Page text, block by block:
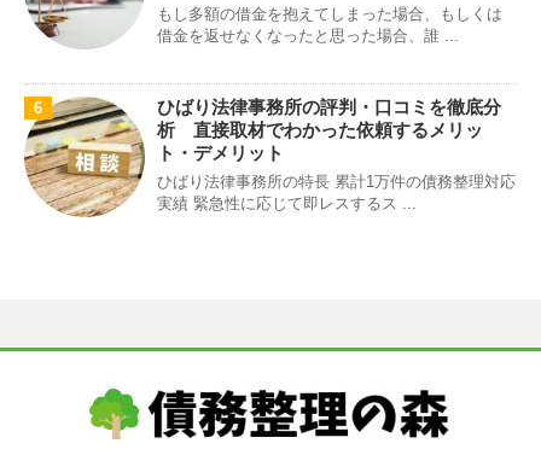
もし多額の借金を抱えてしまった場合、もしくは
借金を返せなくなったと思った場合、誰 ...
6
ひばり法律事務所の評判・口コミを徹底分
析 直接取材でわかった依頼するメリッ
ト・デメリット
ひばり法律事務所の特長 累計1万件の債務整理対応
実績 緊急性に応じて即レスするス ...